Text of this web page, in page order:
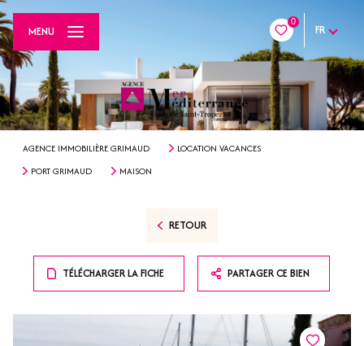
0
FR
MENU
AGENCE IMMOBILIÈRE GRIMAUD
LOCATION VACANCES
PORT GRIMAUD
MAISON
RETOUR
TÉLÉCHARGER LA FICHE PARTAGER CE BIEN